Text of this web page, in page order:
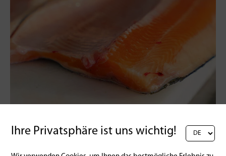
Schweiz | Produkte 16 | 03 | 2026
Ihre Privatsphäre ist uns wichtig!